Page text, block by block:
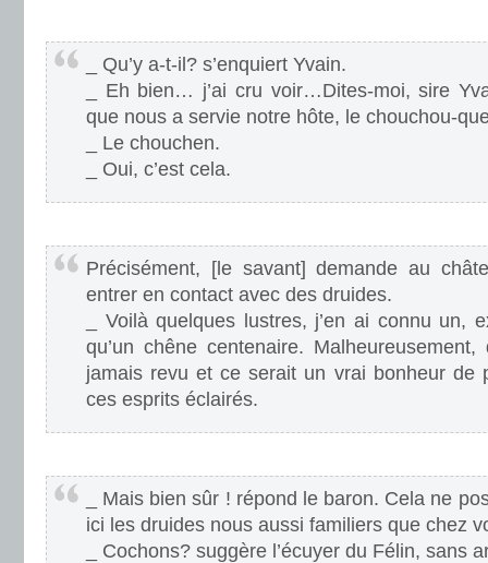
_ Qu’y a-t-il? s’enquiert Yvain.
_ Eh bien… j’ai cru voir…Dites-moi, sire
que nous a servie notre hôte, le chouchou-
_ Le chouchen.
_ Oui, c’est cela.
Précisément, [le savant] demande au
entrer en contact avec des druides.
_ Voilà quelques lustres, j’en ai connu un,
qu’un chêne centenaire.
jamais revu et ce serait un vrai bonheur de
ces esprits éclairés.
_ Mais bien sûr ! répond le baron. Cela ne
ici les druides nous aussi familiers que chez
_ Cochons? suggère l’écuyer du Félin, sans